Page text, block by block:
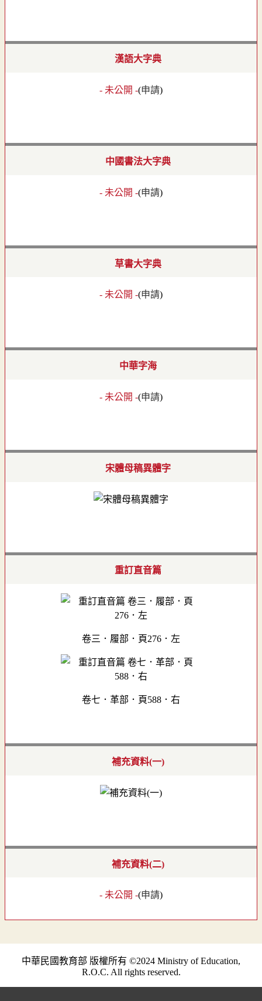
漢語大字典
- 未公開 -(申請)
中國書法大字典
- 未公開 -(申請)
草書大字典
- 未公開 -(申請)
中華字海
- 未公開 -(申請)
宋體母稿異體字
重訂直音篇
卷三．履部．頁276．左
卷七．革部．頁588．右
補充資料(一)
補充資料(二)
- 未公開 -(申請)
中華民國教育部 版權所有 ©2024 Ministry of Education,
R.O.C. All rights reserved.